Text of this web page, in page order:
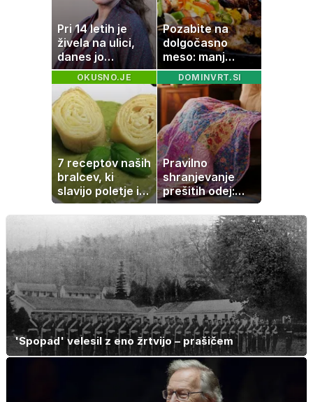
Pri 14 letih je
živela na ulici,
danes jo
občuduje ves
svet
Pozabite na
dolgočasno
meso: manj
maščobe, več
svežine
OKUSNO.JE
7 receptov naših
bralcev, ki
slavijo poletje in
tradicijo
DOMINVRT.SI
Pravilno
shranjevanje
prešitih odej:
Kako ohraniti
družinsko
dediščino
'Spopad' velesil z eno žrtvijo – prašičem